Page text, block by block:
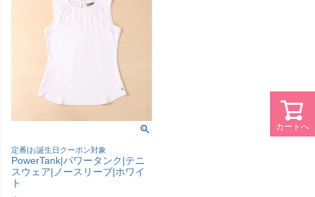
定番|お誕生日クーポン対象
PowerTank|パワータンク|テニ
スウェア|ノースリーブ|ホワイ
ト
カートへ